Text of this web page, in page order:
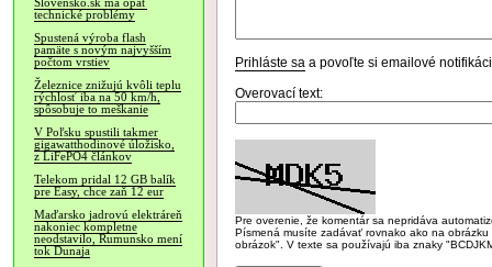
Slovensko.sk má opäť
technické problémy
Spustená výroba flash
pamäte s novým najvyšším
počtom vrstiev
Železnice znižujú kvôli teplu
rýchlosť iba na 50 km/h,
spôsobuje to meškanie
V Poľsku spustili takmer
gigawatthodinové úložisko,
z LiFePO4 článkov
Telekom pridal 12 GB balík
pre Easy, chce zaň 12 eur
Maďarsko jadrovú elektráreň
nakoniec kompletne
neodstavilo, Rumunsko mení
tok Dunaja
Prihláste sa a povoľte si emailové
Overovací text:
Pre overenie, že komentár sa nepridáva
Písmená musíte zadávať rovnako ako na
obrázok". V texte sa používajú iba znaky